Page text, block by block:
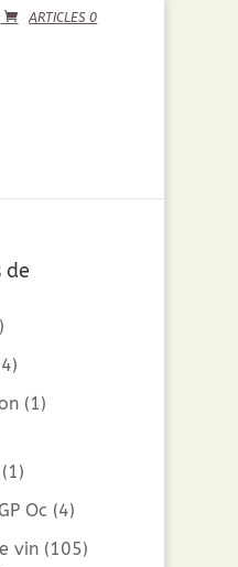
ARTICLES 0
de
(1)
(1)
Oc (4)
vin (105)